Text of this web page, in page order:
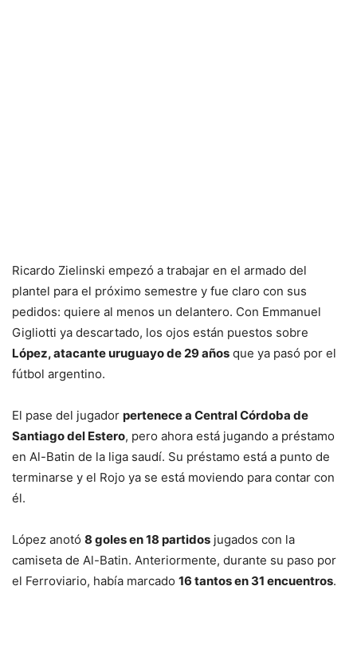
Ricardo Zielinski empezó a trabajar en el armado del
plantel para el próximo semestre y fue claro con sus
pedidos: quiere al menos un delantero. Con Emmanuel
Gigliotti ya descartado, los ojos están puestos sobre
López, atacante uruguayo de 29 años que ya pasó por el
fútbol argentino.
El pase del jugador pertenece a Central Córdoba de
Santiago del Estero, pero ahora está jugando a préstamo
en Al-Batin de la liga saudí. Su préstamo está a punto de
terminarse y el Rojo ya se está moviendo para contar con
él.
López anotó 8 goles en 18 partidos jugados con la
camiseta de Al-Batin. Anteriormente, durante su paso por
el Ferroviario, había marcado 16 tantos en 31 encuentros.